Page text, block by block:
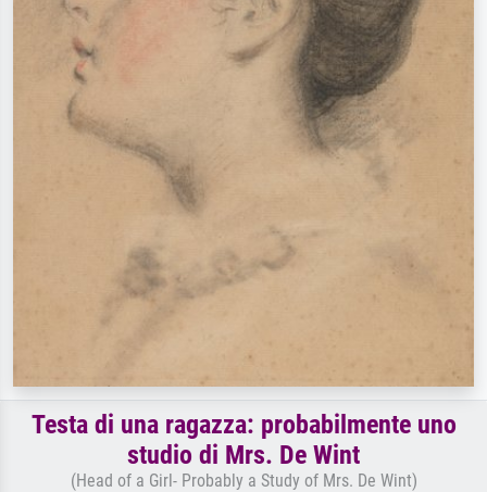
Testa di una ragazza: probabilmente uno
studio di Mrs. De Wint
(Head of a Girl- Probably a Study of Mrs. De Wint)